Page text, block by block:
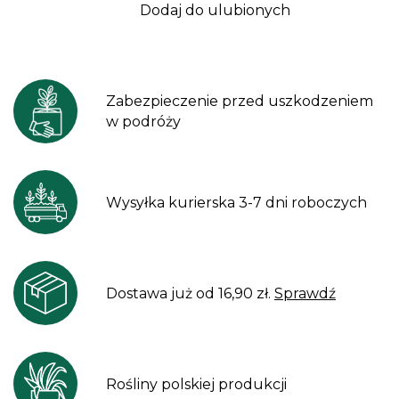
Dodaj do ulubionych
Zabezpieczenie przed uszkodzeniem
w podróży
Wysyłka kurierska 3-7 dni roboczych
Dostawa już od 16,90 zł. Sprawdź
Rośliny polskiej produkcji